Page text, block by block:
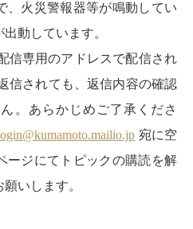
、火災警報器等が鳴動してい
動しています。
専用のアドレスで配信され
信されても、返信内容の確認
。あらかじめご了承くださ
宛に空
ージにてトピックの購読を解
いします。